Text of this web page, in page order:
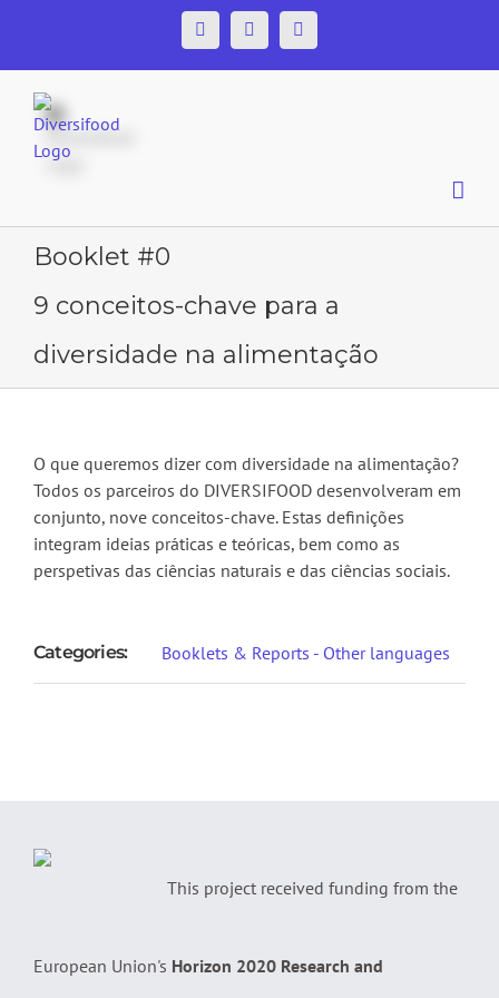
content
FacebookTwitter
Booklet #0
9 conceitos-chave para a
diversidade na alimentação
O que queremos dizer com diversidade na alimentação?
Todos os parceiros do DIVERSIFOOD desenvolveram em
conjunto, nove conceitos-chave. Estas definições
integram ideias práticas e teóricas, bem como as
perspetivas das ciências naturais e das ciências sociais.
Categories: Booklets & Reports - Other languages
This project received funding from the
European Union's Horizon 2020 Research and